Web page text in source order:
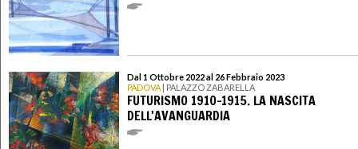
Dal 1 Ottobre 2022 al 26 Febbraio 2023
PADOVA | PALAZZO ZABARELLA
FUTURISMO 1910-1915. LA NASCITA
DELL'AVANGUARDIA